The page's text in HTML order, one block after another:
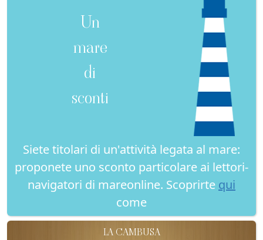
Un
mare
di
sconti
Siete titolari di un'attività legata al mare:
proponete uno sconto particolare ai lettori-
navigatori di mareonline. Scoprirte qui
come
LA CAMBUSA